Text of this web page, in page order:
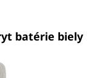
batérie biely